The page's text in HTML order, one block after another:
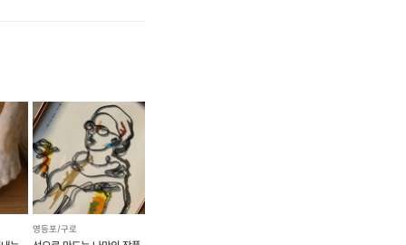
영등포/구로